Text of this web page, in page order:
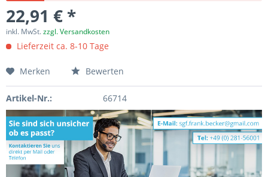
22,91 € *
inkl. MwSt.zzgl. Versandkosten
Lieferzeit ca. 8-10 Tage
Merken Bewerten
Artikel-Nr.: 66714